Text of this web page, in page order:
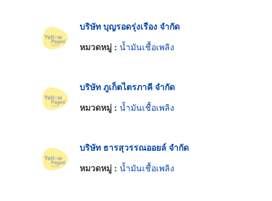
บริษัท บุญรอดรุ่งเรือง จำกัด
หมวดหมู่ : น้ำมันเชื้อเพลิง
บริษัท ภูเก็ตไตรภาคี จำกัด
หมวดหมู่ : น้ำมันเชื้อเพลิง
บริษัท ธารสุวรรณออยล์ จำกัด
หมวดหมู่ : น้ำมันเชื้อเพลิง